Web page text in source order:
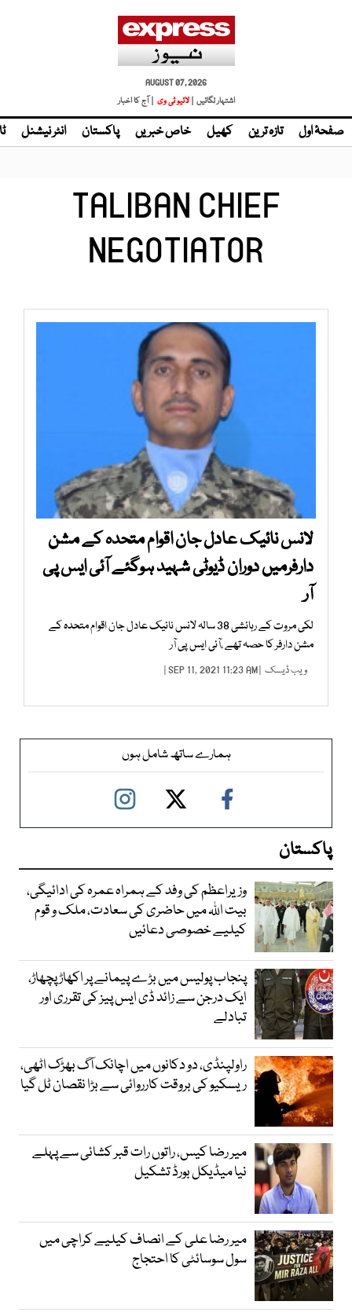
AUGUST 07, 2026
اشتہار لگائیں | لائیو ٹی وی | آج کا اخبار
صفحۂ اول تازہ ترین کھیل خاص خبریں پاکستان انٹر نیشنل
TALIBAN CHIEF
NEGOTIATOR
لانس نائیک عادل جان اقوام متحدہ کے مشن
دارفرمیں دوران ڈیوٹی شہید ہوگئے آئی ایس پی
آر
لکی مروت کے رہائشی 38 سالہ لانس نائیک عادل جان اقوام متحدہ کے
مشن دارفر کا حصہ تھے ،آئی ایس پی آر
ویب ڈیسک | SEP 11, 2021 11:23 AM |
ہمارے ساتھ شامل ہوں
پاکستان
وزیراعظم کی وفد کے ہمراہ عمرہ کی ادائیگی،
بیت اللہ میں حاضری کی سعادت، ملک و قوم
کیلیے خصوصی دعائیں
پنجاب پولیس میں بڑے پیمانے پر اکھاڑ پچھاڑ،
ایک درجن سے زائد ڈی ایس پیز کی تقرری اور
تبادلے
راولپنڈی، دو دکانوں میں اچانک آگ بھڑک اٹھی،
ریسکیو کی بروقت کارروائی سے بڑا نقصان ٹل گیا
میر رضا کیس، راتوں رات قبر کشائی سے پہلے
نیا میڈیکل بورڈ تشکیل
میر رضا علی کے انصاف کیلیے کراچی میں
سول سوسائٹی کا احتجاج